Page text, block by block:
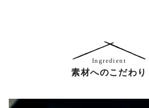
Ingredient
素材へのこだわり